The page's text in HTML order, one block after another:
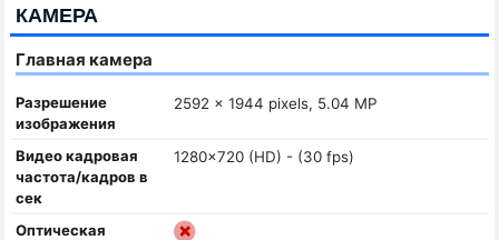
КАМЕРА
Главная камера
Разрешение
изображения
2592 x 1944 pixels, 5.04 MP
Видео кадровая
частота/кадров в
сек
1280x720 (HD) - (30 fps)
Оптическая